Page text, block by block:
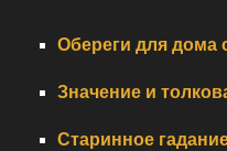
Обереги для дома
Значение и
Старинное